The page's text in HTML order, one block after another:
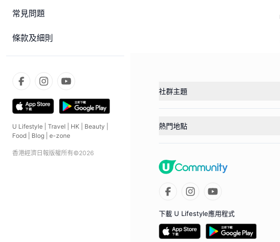
常見問題
條款及細則
U Lifestyle Travel HK Beauty
Food
Blog e-zone
香港經濟日報版權所有©2026
社群主題
熱門地點
下載 U Lifestyle應用程式